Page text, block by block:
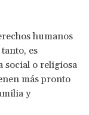
humanos
es
social o religiosa
más pronto
y